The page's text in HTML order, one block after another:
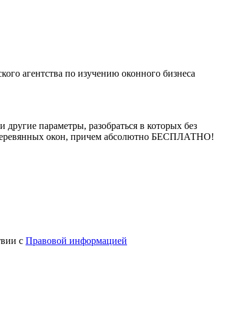
агентства по изучению оконного бизнеса
параметры, разобраться в которых без
окон, причем абсолютно БЕСПЛАТНО!
с Правовой информацией